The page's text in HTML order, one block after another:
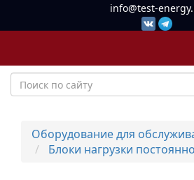
info@test-
Оборудование для
Блоки нагрузки